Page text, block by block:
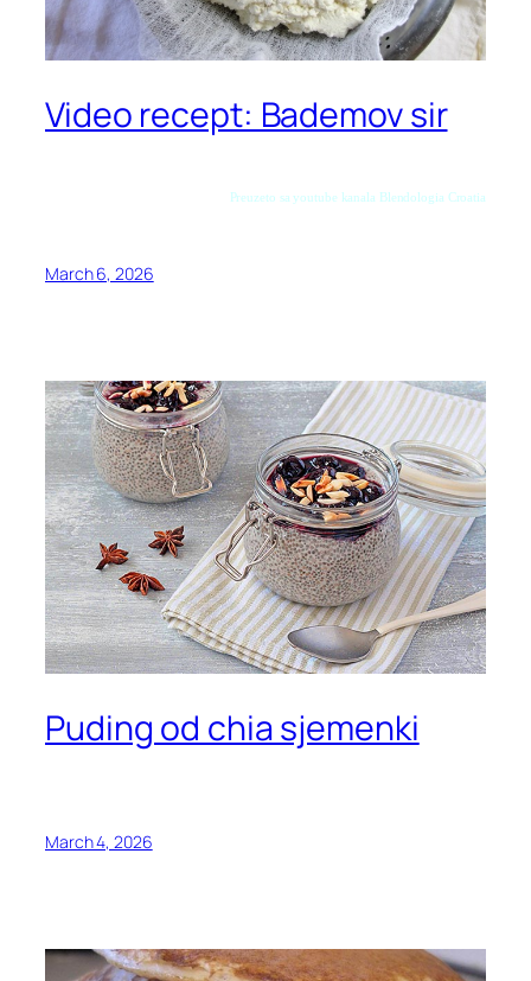
Video recept: Bademov sir
Preuzeto sa youtube kanala Blendologia Croatia
March 6, 2026
Puding od chia sjemenki
March 4, 2026